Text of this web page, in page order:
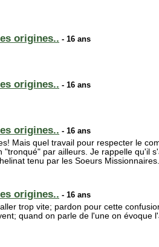
origines.. - 16 ans
origines.. - 16 ans
origines.. - 16 ans
Mais quel travail pour respecter le
par ailleurs. Je rappelle qu'il
tenu par les Soeurs
origines.. - 16 ans
trop vite; pardon pour cette
quand on parle de l'une on évoque